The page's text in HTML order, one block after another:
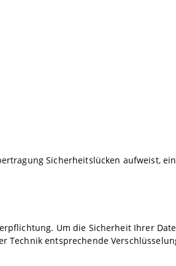
Sicherheitslücken aufweist,
Um die Sicherheit Ihrer
entsprechende